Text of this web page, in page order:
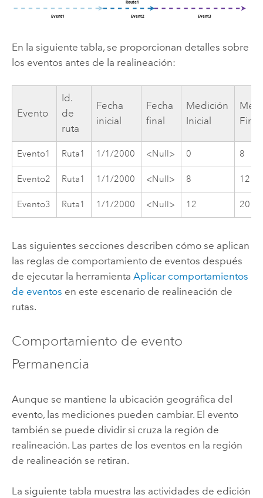
En la siguiente tabla, se proporcionan detalles sobre
los eventos antes de la realineación:
Evento
Id.
de
ruta
Fecha
inicial
Fecha
final
Medición
Inicial
Final
Evento1 Ruta1 1/1/2000 <Null> 0 8
Evento2 Ruta1 1/1/2000 <Null> 8 12
Evento3 Ruta1 1/1/2000 <Null> 12 20
Las siguientes secciones describen cómo se aplican
las reglas de comportamiento de eventos después
de ejecutar la herramienta Aplicar comportamientos
de eventos en este escenario de realineación de
rutas.
Comportamiento de evento
Permanencia
Aunque se mantiene la ubicación geográfica del
evento, las mediciones pueden cambiar. El evento
también se puede dividir si cruza la región de
realineación. Las partes de los eventos en la región
de realineación se retiran.
La siguiente tabla muestra las actividades de edición